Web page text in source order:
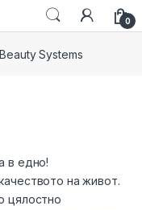
0
Systems
в едно!
на живот.
цялостно